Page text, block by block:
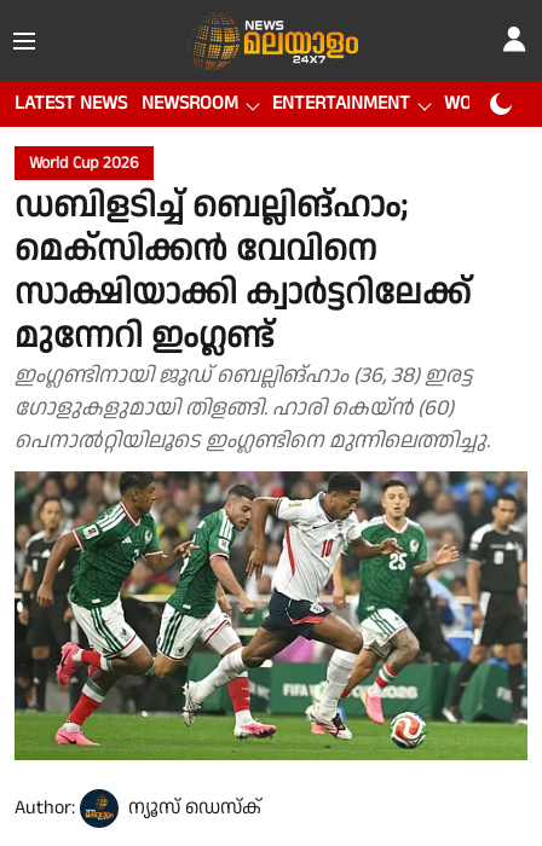
LATEST NEWS NEWSROOM ENTERTAINMENT WORLD CUP
World Cup 2026
ഡബിളടിച്ച് ബെല്ലിങ്ഹാം;
മെക്സിക്കൻ വേവിനെ
സാക്ഷിയാക്കി ക്വാർട്ടറിലേക്ക്
മുന്നേറി ഇംഗ്ലണ്ട്
ഇംഗ്ലണ്ടിനായി ജൂഡ് ബെല്ലിങ്ഹാം (36, 38) ഇരട്ട
ഗോളുകളുമായി തിളങ്ങി. ഹാരി കെയ്ൻ (60)
പെനാൽറ്റിയിലൂടെ ഇംഗ്ലണ്ടിനെ മുന്നിലെത്തിച്ചു.
Author: ന്യൂസ് ഡെസ്ക്